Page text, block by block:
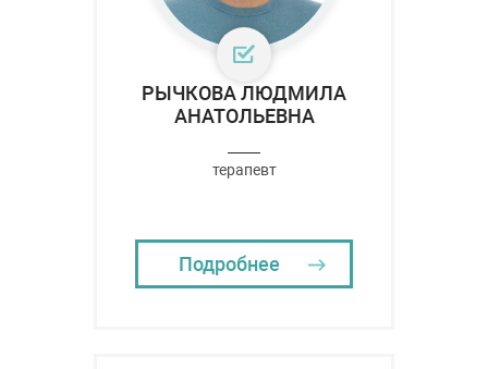
РЫЧКОВА ЛЮДМИЛА
АНАТОЛЬЕВНА
терапевт
Подробнее